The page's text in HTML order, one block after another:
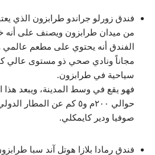
فندق زورلو جراندو طرابزون الذي
من ميدان طرابزون ويصنف على
الفندق أنه يحتوي على مطعم عالمي
مجاناً ونادي صحي ذو مستوى عالي
سياحية في طرابزون.
فهو يقع في وسط المدينة، ويبعد
صوفيا ودير كايمكلي.
فندق رمادا بلازا هوتل آند سبا